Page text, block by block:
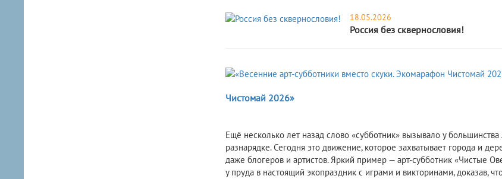
18.05.2026
Россия без сквернословия!
Чистомай 2026»
Ещё несколько лет назад слово «субботник» вызывало у
разнарядке. Сегодня это движение, которое захватывает города и
даже блогеров и артистов. Яркий пример — арт-субботник «Чистые
у пруда в настоящий экопраздник с играми и викторинами, доказав,